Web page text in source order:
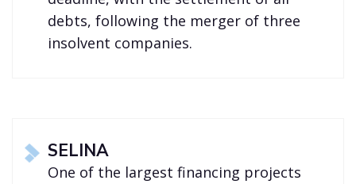
debts, following the merger of three
insolvent companies.
SELINA
One of the largest financing projects